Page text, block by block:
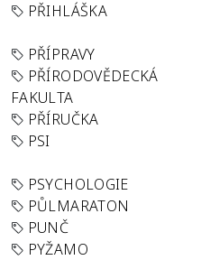
PŘIHLÁŠKA
PŘÍPRAVY
PŘÍRODOVĚDECKÁ
FAKULTA
PŘÍRUČKA
PSI
PSYCHOLOGIE
PŮLMARATON
PUNČ
PYŽAMO